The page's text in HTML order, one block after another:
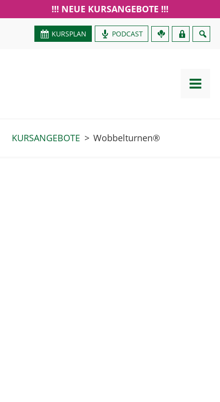
!!! NEUE KURSANGEBOTE !!!
KURSPLAN PODCAST GUTSCHEIN
KURSANGEBOTE > Wobbelturnen®